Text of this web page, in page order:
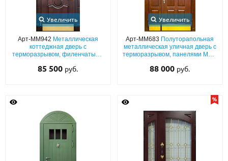
Увеличить
Арт-ММ942 Металлическая
коттеджная дверь с
терморазрывом, филенчатыми
резьбой с отбойником
85 500 руб.
Увеличить
Арт-ММ683 Полуторапольная
металлическая уличная дверь с
терморазрывом, панелями МДФ
кнокером и отбойником
88 000 руб.